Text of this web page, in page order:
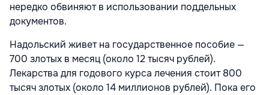
нередко обвиняют в использовании поддельных
документов.
Надольский живет на государственное пособие —
700 злотых в месяц (около 12 тысяч рублей).
Лекарства для годового курса лечения стоит 800
тысяч злотых (около 14 миллионов рублей). Пока его